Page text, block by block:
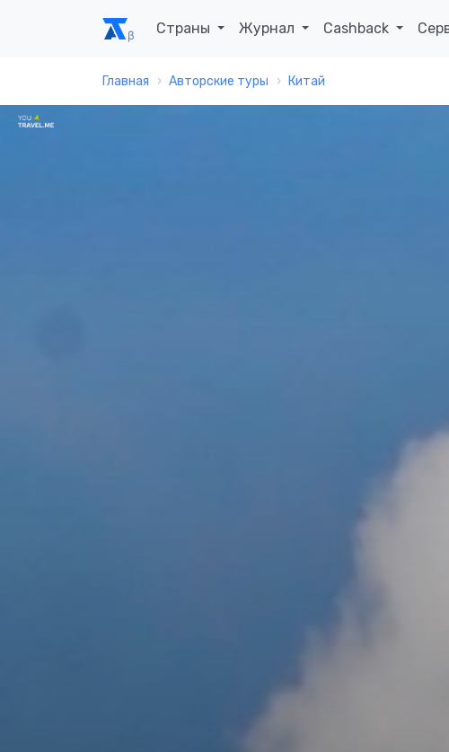
Страны Журнал Cashback
Главная Авторские туры Китай